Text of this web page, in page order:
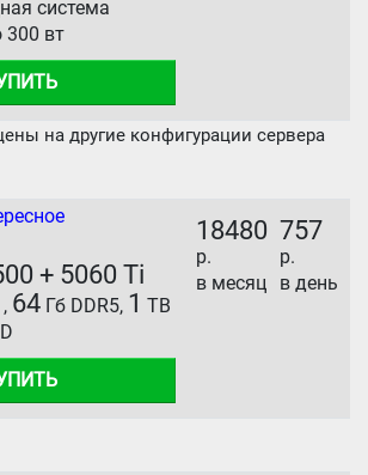
система
300 вт
на другие конфигурации сервера
+ 5060 Ti
, 64 Гб DDR5, 1 TB
18480
р.
в месяц
757
р.
в день